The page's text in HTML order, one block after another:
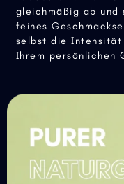
Teebeuteln. Die
gleichmäßig ab und
feines
selbst die Intensität